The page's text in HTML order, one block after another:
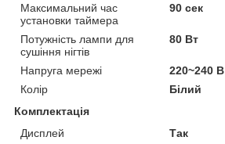
Максимальний час
установки таймера
90 сек
Потужність лампи для
сушіння нігтів
80 Вт
Напруга мережі
220~240 В
Колір
Білий
Комплектація
Дисплей
Так